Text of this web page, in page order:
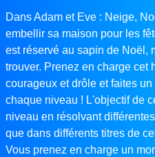
Dans Adam et Eve : Neige,
embellir sa maison pour les
est réservé au sapin de Noël,
trouver. Prenez en charge cet
courageux et drôle et faites
chaque niveau ! L'objectif de
niveau en résolvant
que dans différents titres de
Vous prenez en charge un